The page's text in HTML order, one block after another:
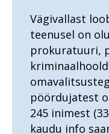
Vägivallast
teenusel on
prokuratuuri,
pöördujatest
245 inimest
kaudu info